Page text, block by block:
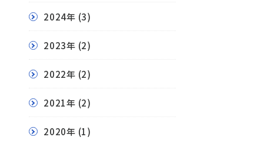
2024年 (3)
2023年 (2)
2022年 (2)
2021年 (2)
2020年 (1)